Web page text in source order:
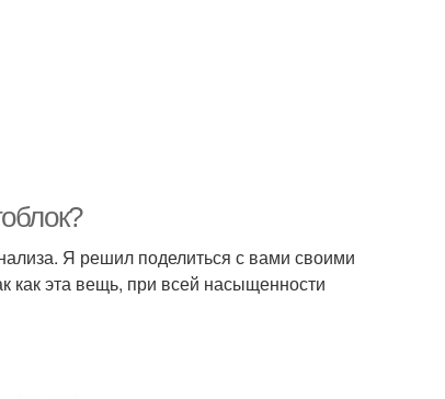
Я решил поделиться с вами своими
как эта вещь, при всей насыщенности